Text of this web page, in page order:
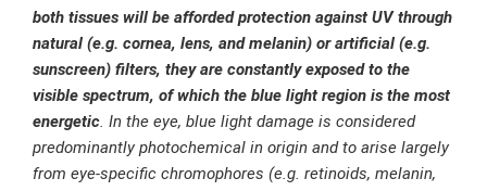
both tissues will be afforded protection against UV through
natural (e.g. cornea, lens, and melanin) or artificial (e.g.
sunscreen) filters, they are constantly exposed to the
visible spectrum, of which the blue light region is the most
energetic. In the eye, blue light damage is considered
predominantly photochemical in origin and to arise largely
from eye-specific chromophores (e.g. retinoids, melanin,